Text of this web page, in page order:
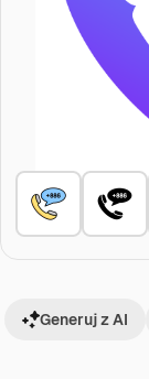
Generuj z AI